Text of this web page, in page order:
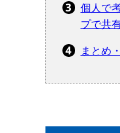
個人で
プで共
まとめ